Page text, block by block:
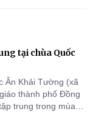
tại chùa Quốc
Ân Khải Tường (xã
thành phố Đồng
trung trong mùa